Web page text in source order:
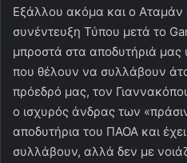
Εξάλλου ακόμα και ο Αταμάν
συνέντευξη Τύπου μετά το
μπροστά στα αποδυτήριά μας
που θέλουν να συλλάβουν
πρόεδρό μας, τον
ο ισχυρός άνδρας των
αποδυτήρια του ΠΑΟΑ και
συλλάβουν, αλλά δεν με